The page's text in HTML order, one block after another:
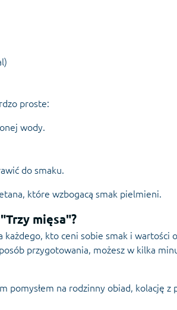
proste:
wody.
do smaku.
które wzbogacą smak pielmieni.
mięsa"?
kto ceni sobie smak i wartości
przygotowania, możesz w kilka
na rodzinny obiad, kolację z